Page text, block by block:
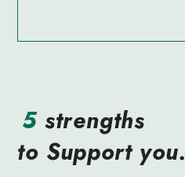
5strengths
to Support you.